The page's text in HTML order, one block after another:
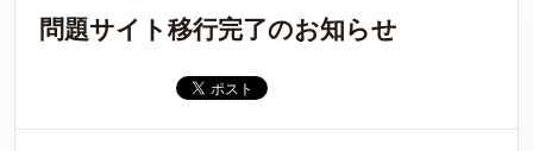
問題サイト移行完了のお知らせ